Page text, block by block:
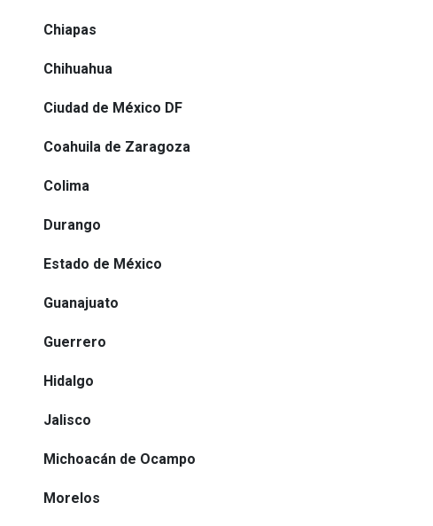
Chiapas
Chihuahua
Ciudad de México DF
Coahuila de Zaragoza
Colima
Durango
Estado de México
Guanajuato
Guerrero
Hidalgo
Jalisco
Michoacán de Ocampo
Morelos